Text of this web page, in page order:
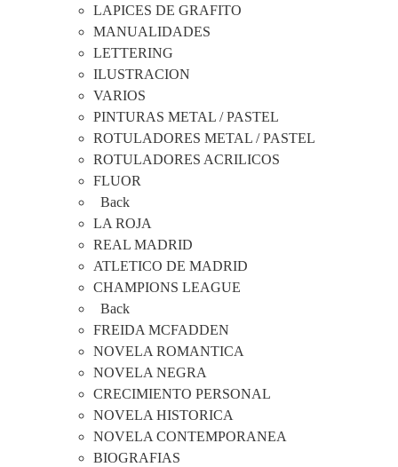
LAPICES DE GRAFITO
MANUALIDADES
LETTERING
ILUSTRACION
VARIOS
PINTURAS METAL / PASTEL
ROTULADORES METAL / PASTEL
ROTULADORES ACRILICOS
FLUOR
Back
LA ROJA
REAL MADRID
ATLETICO DE MADRID
CHAMPIONS LEAGUE
Back
FREIDA MCFADDEN
NOVELA ROMANTICA
NOVELA NEGRA
CRECIMIENTO PERSONAL
NOVELA HISTORICA
NOVELA CONTEMPORANEA
BIOGRAFIAS